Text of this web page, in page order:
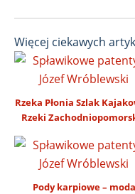
Więcej ciekawych
Rzeka Płonia Szlak
Rzeki
Pody karpiowe – moda